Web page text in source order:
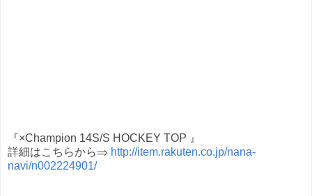
『×Champion 14S/S HOCKEY TOP 』
詳細はこちらから⇒ http://item.rakuten.co.jp/nana-
navi/n002224901/